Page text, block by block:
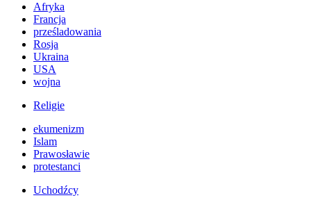
Afryka
Francja
prześladowania
Rosja
Ukraina
USA
wojna
Religie
ekumenizm
Islam
Prawosławie
protestanci
Uchodźcy